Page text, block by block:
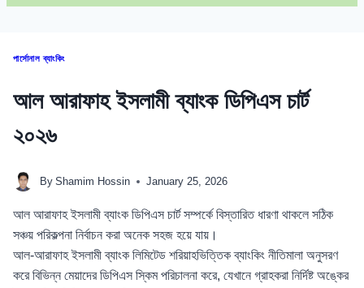
পার্সোনাল ব্যাংকিং
আল আরাফাহ ইসলামী ব্যাংক ডিপিএস চার্ট
২০২৬
By Shamim Hossin January 25, 2026
আল আরাফাহ ইসলামী ব্যাংক ডিপিএস চার্ট সম্পর্কে বিস্তারিত ধারণা থাকলে সঠিক
সঞ্চয় পরিকল্পনা নির্বাচন করা অনেক সহজ হয়ে যায়।
আল-আরাফাহ ইসলামী ব্যাংক লিমিটেড শরিয়াহভিত্তিক ব্যাংকিং নীতিমালা অনুসরণ
করে বিভিন্ন মেয়াদের ডিপিএস স্কিম পরিচালনা করে, যেখানে গ্রাহকরা নির্দিষ্ট অঙ্কের